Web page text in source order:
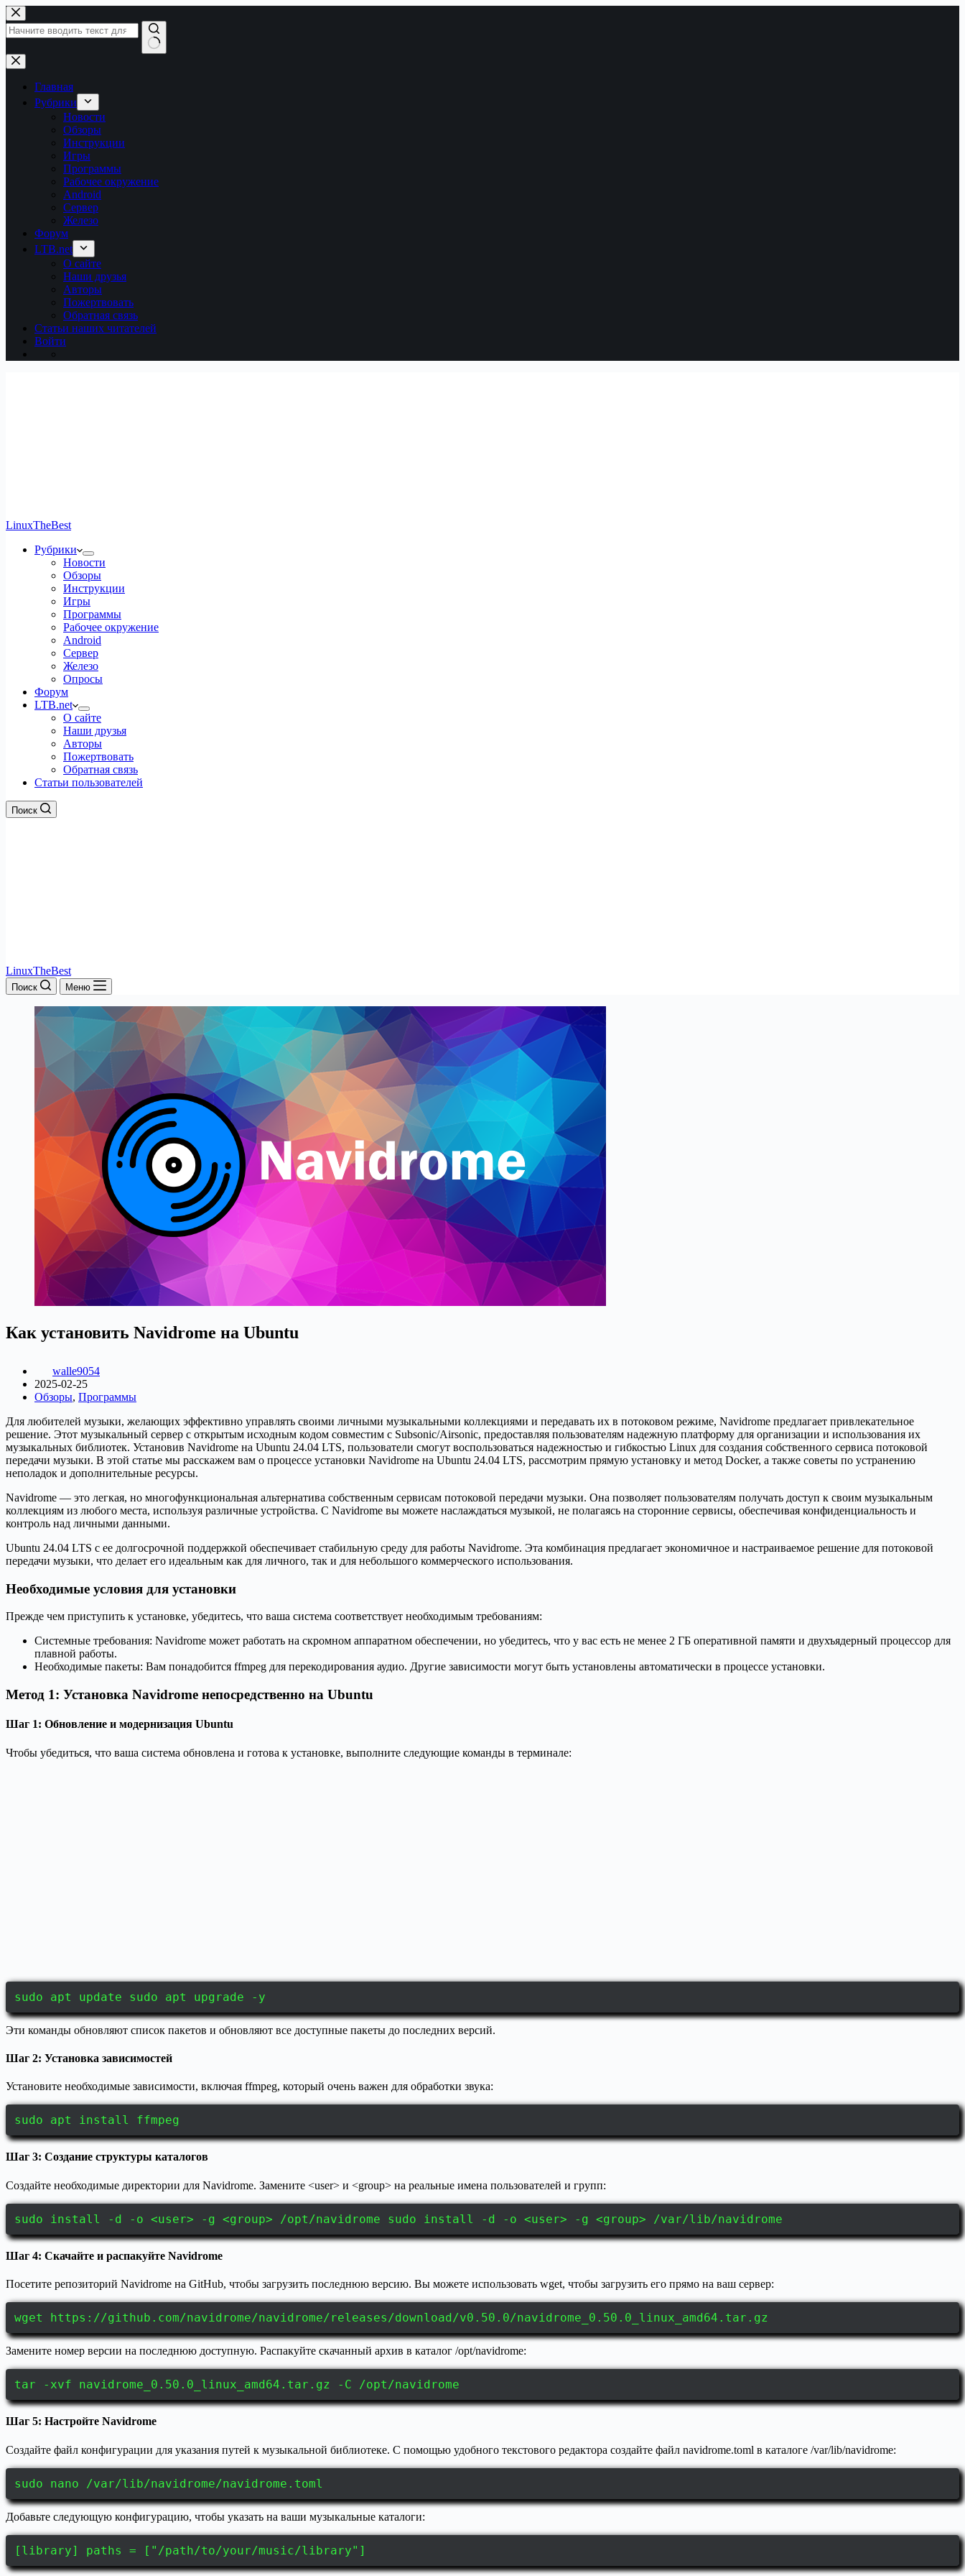
Перейти
к
сути
Ничего
не
найденоГлавная
Рубрики
Новости
Обзоры
Инструкции
Игры
Программы
Рабочее окружение
Android
Сервер
Железо
Форум
LTB.net
О сайте
Наши друзья
Авторы
Пожертвовать
Обратная связь
Статьи наших читателей
Войти
LinuxTheBest
Рубрики
Новости
Обзоры
Инструкции
Игры
Программы
Рабочее окружение
Android
Сервер
Железо
Опросы
Форум
LTB.net
О сайте
Наши друзья
Авторы
Пожертвовать
Обратная связь
Статьи пользователей
Поиск
LinuxTheBest
Поиск Меню
Как установить Navidrome на Ubuntu
walle9054
2025-02-25
Обзоры, Программы
Для любителей музыки, желающих эффективно управлять своими личными музыкальными коллекциями и передавать их в потоковом режиме, Navidrome предлагает привлекательное
решение. Этот музыкальный сервер с открытым исходным кодом совместим с Subsonic/Airsonic, предоставляя пользователям надежную платформу для организации и использования их
музыкальных библиотек. Установив Navidrome на Ubuntu 24.04 LTS, пользователи смогут воспользоваться надежностью и гибкостью Linux для создания собственного сервиса потоковой
передачи музыки. В этой статье мы расскажем вам о процессе установки Navidrome на Ubuntu 24.04 LTS, рассмотрим прямую установку и метод Docker, а также советы по устранению
неполадок и дополнительные ресурсы.
Navidrome — это легкая, но многофункциональная альтернатива собственным сервисам потоковой передачи музыки. Она позволяет пользователям получать доступ к своим музыкальным
коллекциям из любого места, используя различные устройства. С Navidrome вы можете наслаждаться музыкой, не полагаясь на сторонние сервисы, обеспечивая конфиденциальность и
контроль над личными данными.
Ubuntu 24.04 LTS с ее долгосрочной поддержкой обеспечивает стабильную среду для работы Navidrome. Эта комбинация предлагает экономичное и настраиваемое решение для потоковой
передачи музыки, что делает его идеальным как для личного, так и для небольшого коммерческого использования.
Необходимые условия для установки
Прежде чем приступить к установке, убедитесь, что ваша система соответствует необходимым требованиям:
Системные требования: Navidrome может работать на скромном аппаратном обеспечении, но убедитесь, что у вас есть не менее 2 ГБ оперативной памяти и двухъядерный процессор для
плавной работы.
Необходимые пакеты: Вам понадобится ffmpeg для перекодирования аудио. Другие зависимости могут быть установлены автоматически в процессе установки.
Метод 1: Установка Navidrome непосредственно на Ubuntu
Шаг 1: Обновление и модернизация Ubuntu
Чтобы убедиться, что ваша система обновлена и готова к установке, выполните следующие команды в терминале:
sudo apt update sudo apt upgrade -y
Эти команды обновляют список пакетов и обновляют все доступные пакеты до последних версий.
Шаг 2: Установка зависимостей
Установите необходимые зависимости, включая ffmpeg, который очень важен для обработки звука:
sudo apt install ffmpeg
Шаг 3: Создание структуры каталогов
Создайте необходимые директории для Navidrome. Замените <user> и <group> на реальные имена пользователей и групп:
sudo install -d -o <user> -g <group> /opt/navidrome sudo install -d -o <user> -g <group> /var/lib/navidrome
Шаг 4: Скачайте и распакуйте Navidrome
Посетите репозиторий Navidrome на GitHub, чтобы загрузить последнюю версию. Вы можете использовать wget, чтобы загрузить его прямо на ваш сервер:
wget https://github.com/navidrome/navidrome/releases/download/v0.50.0/navidrome_0.50.0_linux_amd64.tar.gz
Замените номер версии на последнюю доступную. Распакуйте скачанный архив в каталог /opt/navidrome:
tar -xvf navidrome_0.50.0_linux_amd64.tar.gz -C /opt/navidrome
Шаг 5: Настройте Navidrome
Создайте файл конфигурации для указания путей к музыкальной библиотеке. С помощью удобного текстового редактора создайте файл navidrome.toml в каталоге /var/lib/navidrome:
sudo nano /var/lib/navidrome/navidrome.toml
Добавьте следующую конфигурацию, чтобы указать на ваши музыкальные каталоги:
[library] paths = ["/path/to/your/music/library"]